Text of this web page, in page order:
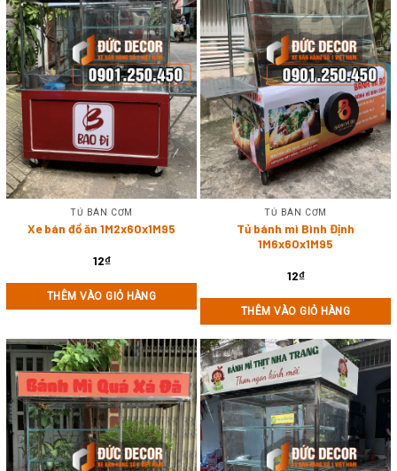
TỦ BÁN CƠM
Xe bán đồ ăn 1M2x60x1M95
12₫
THÊM VÀO GIỎ HÀNG
TỦ BÁN CƠM
Tủ bánh mì Bình Định
1M6x60x1M95
12₫
THÊM VÀO GIỎ HÀNG